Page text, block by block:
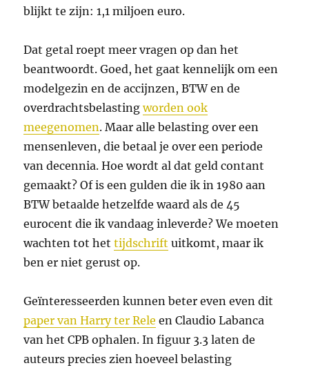
blijkt te zijn: 1,1 miljoen euro.
Dat getal roept meer vragen op dan het
beantwoordt. Goed, het gaat kennelijk om een
modelgezin en de accijnzen, BTW en de
overdrachtsbelastingworden ook
meegenomen. Maar alle belasting over een
mensenleven, die betaal je over een periode
van decennia. Hoe wordt al dat geld contant
gemaakt? Of is een gulden die ik in 1980 aan
BTW betaalde hetzelfde waard als de 45
eurocent die ik vandaag inleverde? We moeten
wachten tot hettijdschrift uitkomt, maar ik
ben er niet gerust op.
Geïnteresseerden kunnen beter even even dit
paper van Harry ter Rele en Claudio Labanca
van het CPB ophalen. In figuur 3.3 laten de
auteurs precies zien hoeveel belasting